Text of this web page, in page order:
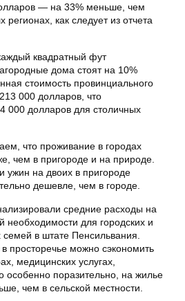
— на 33% меньше, чем
регионах, как следует из отчета
квадратный фут
дома стоят на 10%
стоимость провинциального
000 долларов, что
000 долларов для столичных
что проживание в городах
чем в пригороде и на природе.
ужин на двоих в пригороде
дешевле, чем в городе.
средние расходы на
необходимости для городских и
в штате Пенсильвания.
просторечье можно сэкономить
медицинских услугах,
особенно поразительно, на жилье
чем в сельской местности.